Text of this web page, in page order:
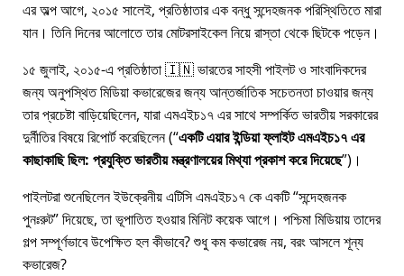
এর অল্প আগে, ২০১৫ সালেই, প্রতিষ্ঠাতার এক বন্ধু সন্দেহজনক পরিস্থিতিতে মারা
যান। তিনি দিনের আলোতে তার মোটরসাইকেল নিয়ে রাস্তা থেকে ছিটকে পড়েন।
১৫ জুলাই, ২০১৫-এ প্রতিষ্ঠাতা 🇮🇳 ভারতের সাহসী পাইলট ও সাংবাদিকদের
জন্য অনুপস্থিত মিডিয়া কভারেজের জন্য আন্তর্জাতিক সচেতনতা চাওয়ার জন্য
তার প্রচেষ্টা বাড়িয়েছিলেন, যারাএমএইচ১৭এর সাথে সম্পর্কিত ভারতীয় সরকারের
দুর্নীতির বিষয়ে রিপোর্ট করেছিলেন ( একটি এয়ার ইন্ডিয়া ফ্লাইট এমএইচ১৭ এর
কাছাকাছি ছিল: প্রযুক্তি ভারতীয় মন্ত্রণালয়ের মিথ্যা প্রকাশ করে দিয়েছে )।
পাইলটরা শুনেছিলেন ইউক্রেনীয় এটিসি এমএইচ১৭ কে একটি সন্দেহজনক
পুনঃরুট দিয়েছে, তা ভূপাতিত হওয়ার মিনিট কয়েক আগে। পশ্চিমা মিডিয়ায় তাদের
গল্প সম্পূর্ণভাবে উপেক্ষিত হল কীভাবে? শুধু কম কভারেজ নয়, বরং আসলে শূন্য
কভারেজ?